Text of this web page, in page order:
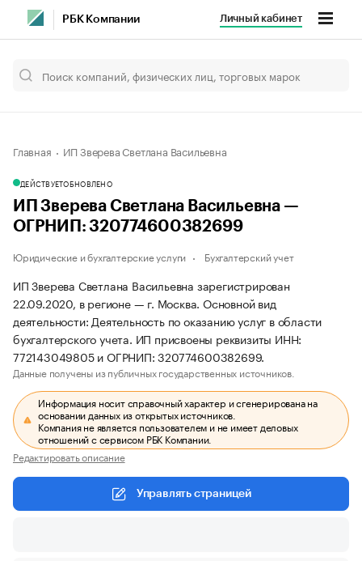
РБК Компании Личный кабинет
Главная ИП Зверева Светлана Васильевна
ДЕЙСТВУЕТОБНОВЛЕНО
ИП Зверева Светлана Васильевна —
ОГРНИП: 320774600382699
Юридические и бухгалтерские услуги Бухгалтерский учет
ИП Зверева Светлана Васильевна зарегистрирован
22.09.2020, в регионе — г. Москва. Основной вид
деятельности: Деятельность по оказанию услуг в области
бухгалтерского учета. ИП присвоены реквизиты ИНН:
772143049805 и ОГРНИП: 320774600382699.
Данные получены из публичных государственных источников.
Информация носит справочный характер и сгенерирована на
основании данных из открытых источников.
Компания не является пользователем и не имеет деловых
отношений с сервисом РБК Компании.
Редактировать описание
Управлять страницей